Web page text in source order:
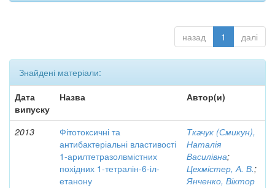
назад 1 далі
Знайдені матеріали:
Дата
випуску
Назва Автор(и)
2013
Фітотоксичні та
антибактеріальні властивості
1-арилтетразолвмістних
похідних 1-тетралін-6-іл-
етанону
Ткачук (Смикун),
Наталія
Василівна;
Цехмістер, А. В.;
Янченко, Віктор